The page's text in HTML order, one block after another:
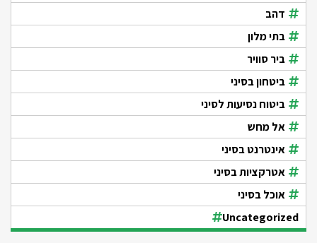
דהב
בתי מלון
ביר סוויר
ביטחון בסיני
ביטוח נסיעות לסיני
אל מחש
אינטרנט בסיני
אטרקציות בסיני
אוכל בסיני
Uncategorized